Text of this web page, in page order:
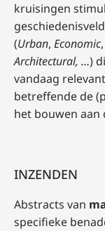
kruisingen
(Urban, Economic,
Architectural, …)
vandaag
betreffende de
het bouwen aan
INZENDEN
Abstracts van
specifieke